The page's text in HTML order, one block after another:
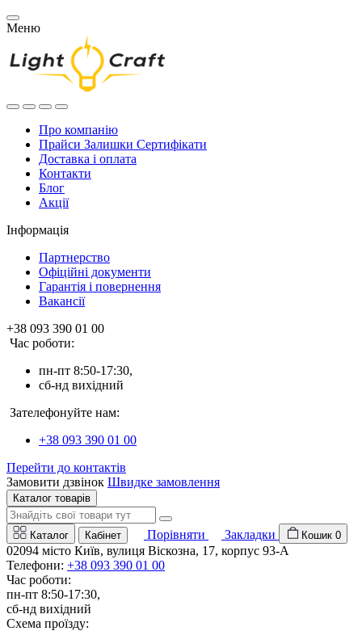
Меню
Про компанію
Прайси Залишки Сертифікати
Доставка і оплата
Контакти
Блог
Акції
Інформація
Партнерство
Офіційні документи
Гарантія і повернення
Вакансії
+38 093 390 01 00
Час роботи:
пн-пт 8:50-17:30,
сб-нд вихідний
Зателефонуйте нам:
+38 093 390 01 00
Перейти до контактів
Замовити дзвінок Швидке замовлення
Каталог товарів
Каталог Кабінет Порівняти Закладки Кошик 0
02094 місто Київ, вулиця Віскозна, 17, корпус 93-А
Телефони: +38 093 390 01 00
Час роботи:
пн-пт 8:50-17:30,
сб-нд вихідний
Схема проїзду: